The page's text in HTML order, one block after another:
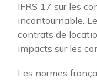
IFRS 17 sur les
incontournable.
contrats de
impacts sur les
Les normes